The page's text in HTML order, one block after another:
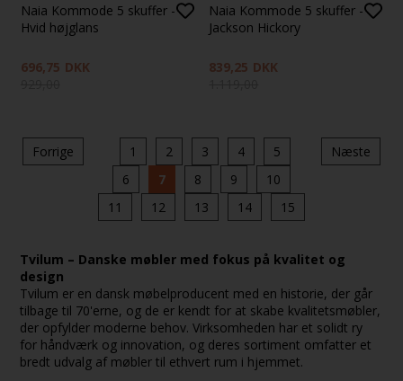
Naia Kommode 5 skuffer -
Hvid højglans
696,75 DKK
Naia Kommode 5 skuffer -
Jackson Hickory
839,25 DKK
Forrige 1 2 3 4
5
6
7 8 9
10
11
12 13 14 15
Næste
Tvilum – Danske møbler med fokus på kvalitet og
design
Tvilum er en dansk møbelproducent med en historie, der går
tilbage til 70'erne, og de er kendt for at skabe kvalitetsmøbler,
der opfylder moderne behov. Virksomheden har et solidt ry
for håndværk og innovation, og deres sortiment omfatter et
bredt udvalg af møbler til ethvert rum i hjemmet.